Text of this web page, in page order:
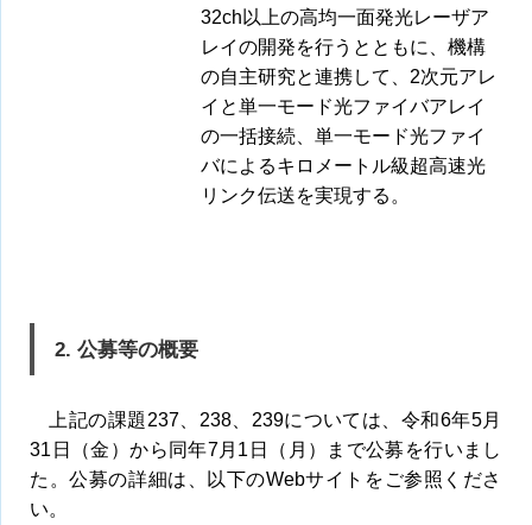
32ch以上の高均一面発光レーザア
レイの開発を行うとともに、機構
の自主研究と連携して、2次元アレ
イと単一モード光ファイバアレイ
の一括接続、単一モード光ファイ
バによるキロメートル級超高速光
リンク伝送を実現する。
2. 公募等の概要
上記の課題237、238、239については、令和6年5月
31日（金）から同年7月1日（月）まで公募を行いまし
た。公募の詳細は、以下のWebサイトをご参照くださ
い。